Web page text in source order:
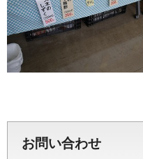
お問い合わせ